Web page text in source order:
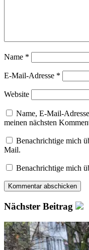
Name *
E-Mail-Adresse *
Website
Name, E-Mail-
meinen nächsten
Benachrichtige mich
Mail.
Benachrichtige mich
Nächster Beitrag